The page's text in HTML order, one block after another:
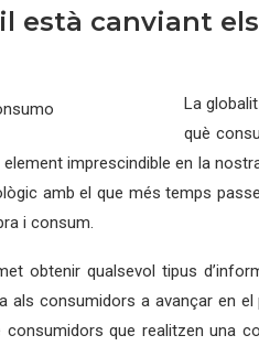
està canviant
La
què
imprescindible en la
amb el que més temps
i consum.
obtenir qualsevol tipus
als consumidors a avançar en
que realitzen una